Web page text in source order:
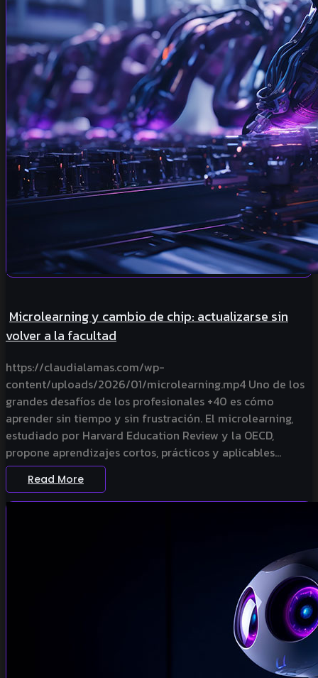
Microlearning y cambio de chip: actualizarse sin
volver a la facultad
https://claudialamas.com/wp-
content/uploads/2026/01/microlearning.mp4 Uno de los
grandes desafíos de los profesionales +40 es cómo
aprender sin tiempo y sin frustración. El microlearning,
estudiado por Harvard Education Review y la OECD,
propone aprendizajes cortos, prácticos y aplicables...
Read More